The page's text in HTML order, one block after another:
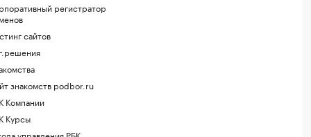
регистратор
сайтов
знакомств podbor.ru
Компании
Курсы